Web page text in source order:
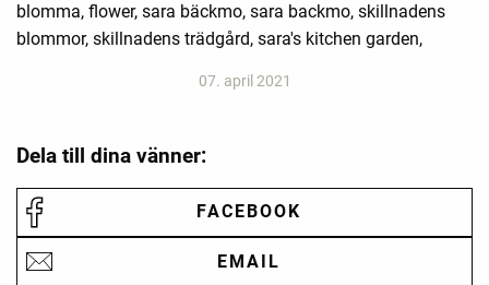
blomma, flower, sara bäckmo, sara backmo, skillnadens
blommor, skillnadens trädgård, sara's kitchen garden,
07. april 2021
Dela till dina vänner:
FACEBOOK
EMAIL